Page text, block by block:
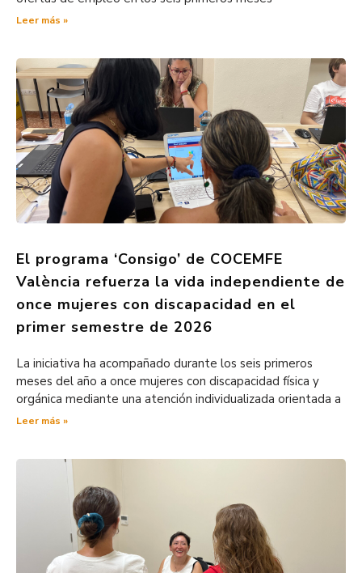
Leer más »
El programa ‘Consigo’ de COCEMFE
València refuerza la vida independiente de
once mujeres con discapacidad en el
primer semestre de 2026
La iniciativa ha acompañado durante los seis primeros
meses del año a once mujeres con discapacidad física y
orgánica mediante una atención individualizada orientada a
Leer más »